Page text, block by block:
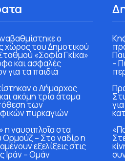
ο
χώρος του Δημοτικού
«Σοφία Γκίκα»
και ασφαλές
για τα παιδιά
ο Δήμαρχος
ακόμη τρία άτομα
των
πυρκαγιών
η ναυσιπλοΐα στα
Ορμούζ – Στο ναδίρ η
εξελίξεις στις
Ιράν – Ομάν
–